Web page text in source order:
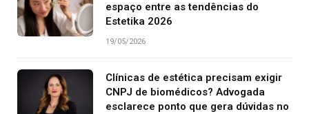
espaço entre as tendências do
Estetika 2026
19/05/2026
Clínicas de estética precisam exigir
CNPJ de biomédicos? Advogada
esclarece ponto que gera dúvidas no